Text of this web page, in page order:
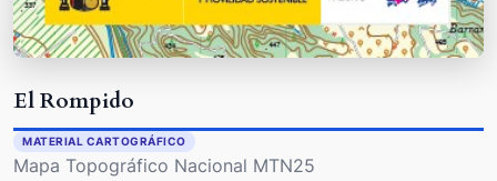
El Rompido
MATERIAL CARTOGRÁFICO
Mapa Topográfico Nacional MTN25